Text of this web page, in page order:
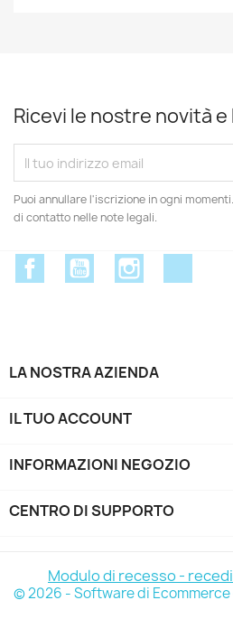
Ricevi le nostre novità
Puoi annullare l'iscrizione in ogni
di contatto nelle note legali.
FacebookYouTube
LA NOSTRA AZIENDA
IL TUO ACCOUNT
INFORMAZIONI NEGOZIO
CENTRO DI SUPPORTO
Modulo di recesso -
© 2026 - Software di